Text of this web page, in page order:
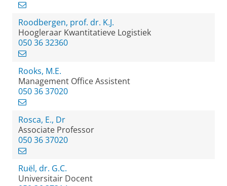
Roodbergen, prof. dr. K.J.
Hoogleraar Kwantitatieve Logistiek
050 36 32360
Rooks, M.E.
Management Office Assistent
050 36 37020
Rosca, E., Dr
Associate Professor
050 36 37020
Ruël, dr. G.C.
Universitair Docent